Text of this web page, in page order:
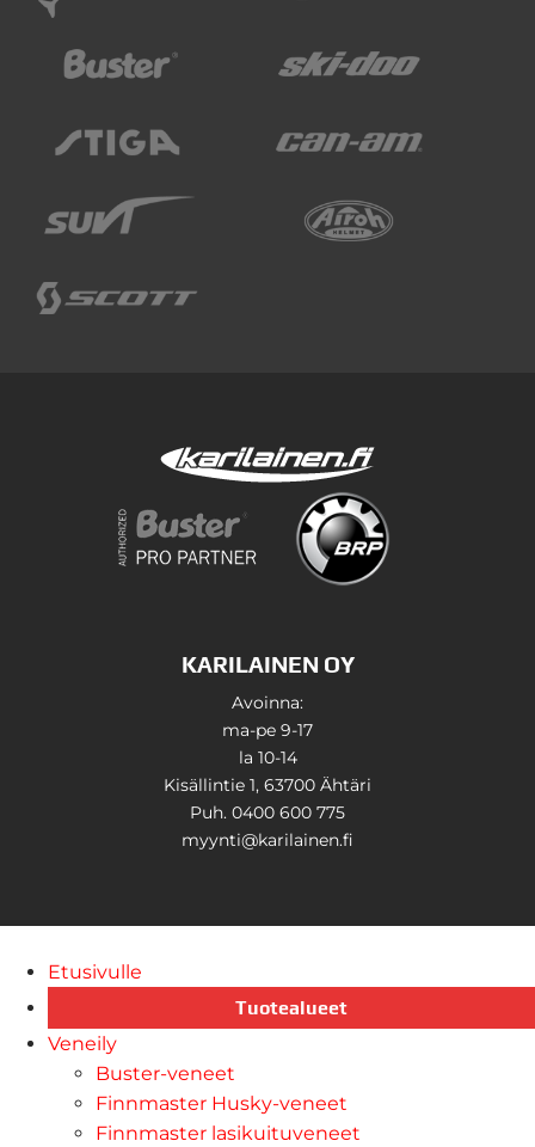
KARILAINEN OY
Avoinna:
ma-pe 9-17
la 10-14
Kisällintie 1, 63700 Ähtäri
Puh. 0400 600 775
myynti@karilainen.fi
Etusivulle
Tuotealueet
Veneily
Buster-veneet
Finnmaster Husky-veneet
Finnmaster lasikuituveneet